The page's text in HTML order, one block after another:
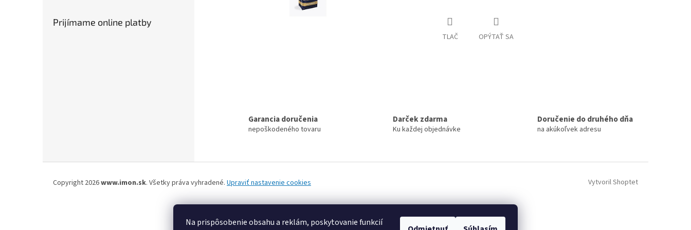
Na prispôsobenie obsahu a reklám, poskytovanie funkcií
Prijímame online platby
TLAČ OPÝTAŤ SA
Garancia doručenia
nepoškodeného tovaru
Darček zdarma
Ku každej objednávke
Doručenie do druhého dňa
na akúkoľvek adresu
Vytvoril Shoptet
Copyright 2026www.imon.sk. Všetky práva vyhradené. Upraviť nastavenie cookies